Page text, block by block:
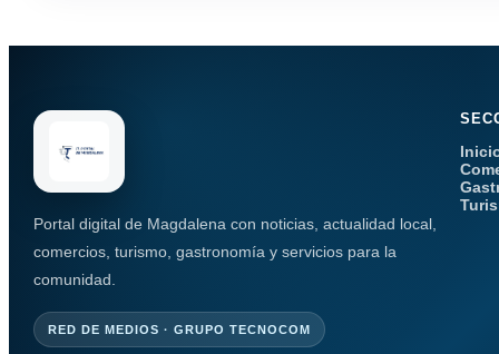
Portal digital de Magdalena con noticias, actualidad local,
comercios, turismo, gastronomía y servicios para la
comunidad.
RED DE MEDIOS · GRUPO TECNOCOM